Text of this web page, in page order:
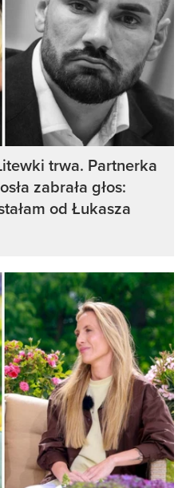
trwa. Partnerka
zabrała głos:
od Łukasza